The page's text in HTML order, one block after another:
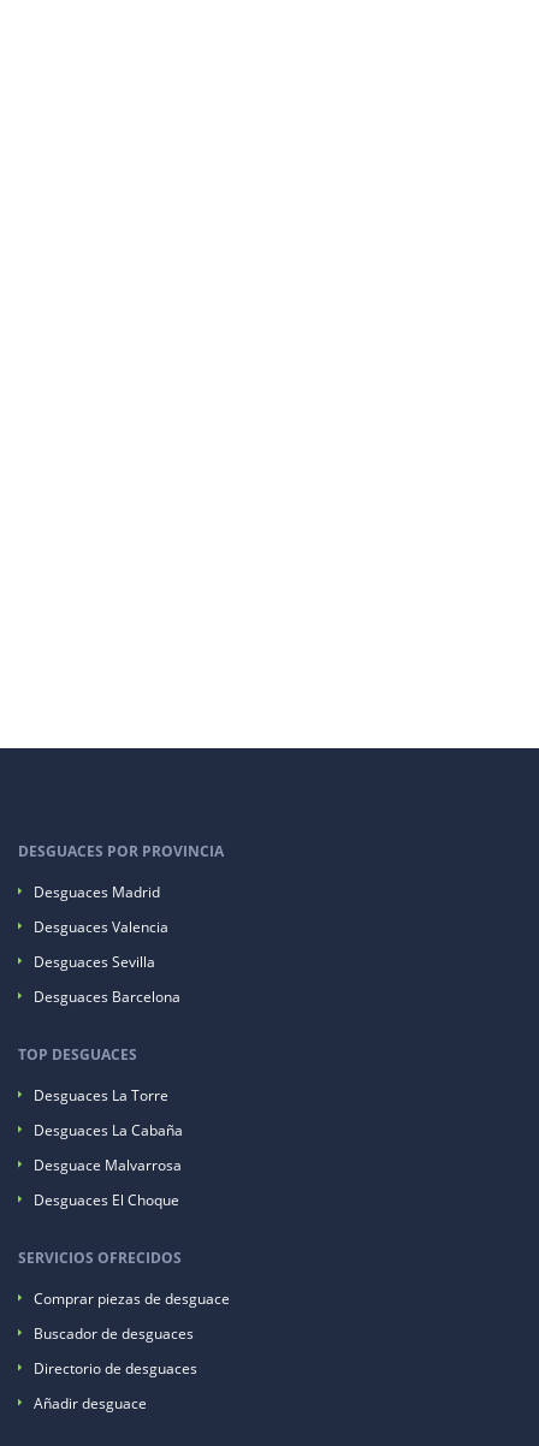
DESGUACES POR PROVINCIA
Desguaces Madrid
Desguaces Valencia
Desguaces Sevilla
Desguaces Barcelona
TOP DESGUACES
Desguaces La Torre
Desguaces La Cabaña
Desguace Malvarrosa
Desguaces El Choque
SERVICIOS OFRECIDOS
Comprar piezas de desguace
Buscador de desguaces
Directorio de desguaces
Añadir desguace